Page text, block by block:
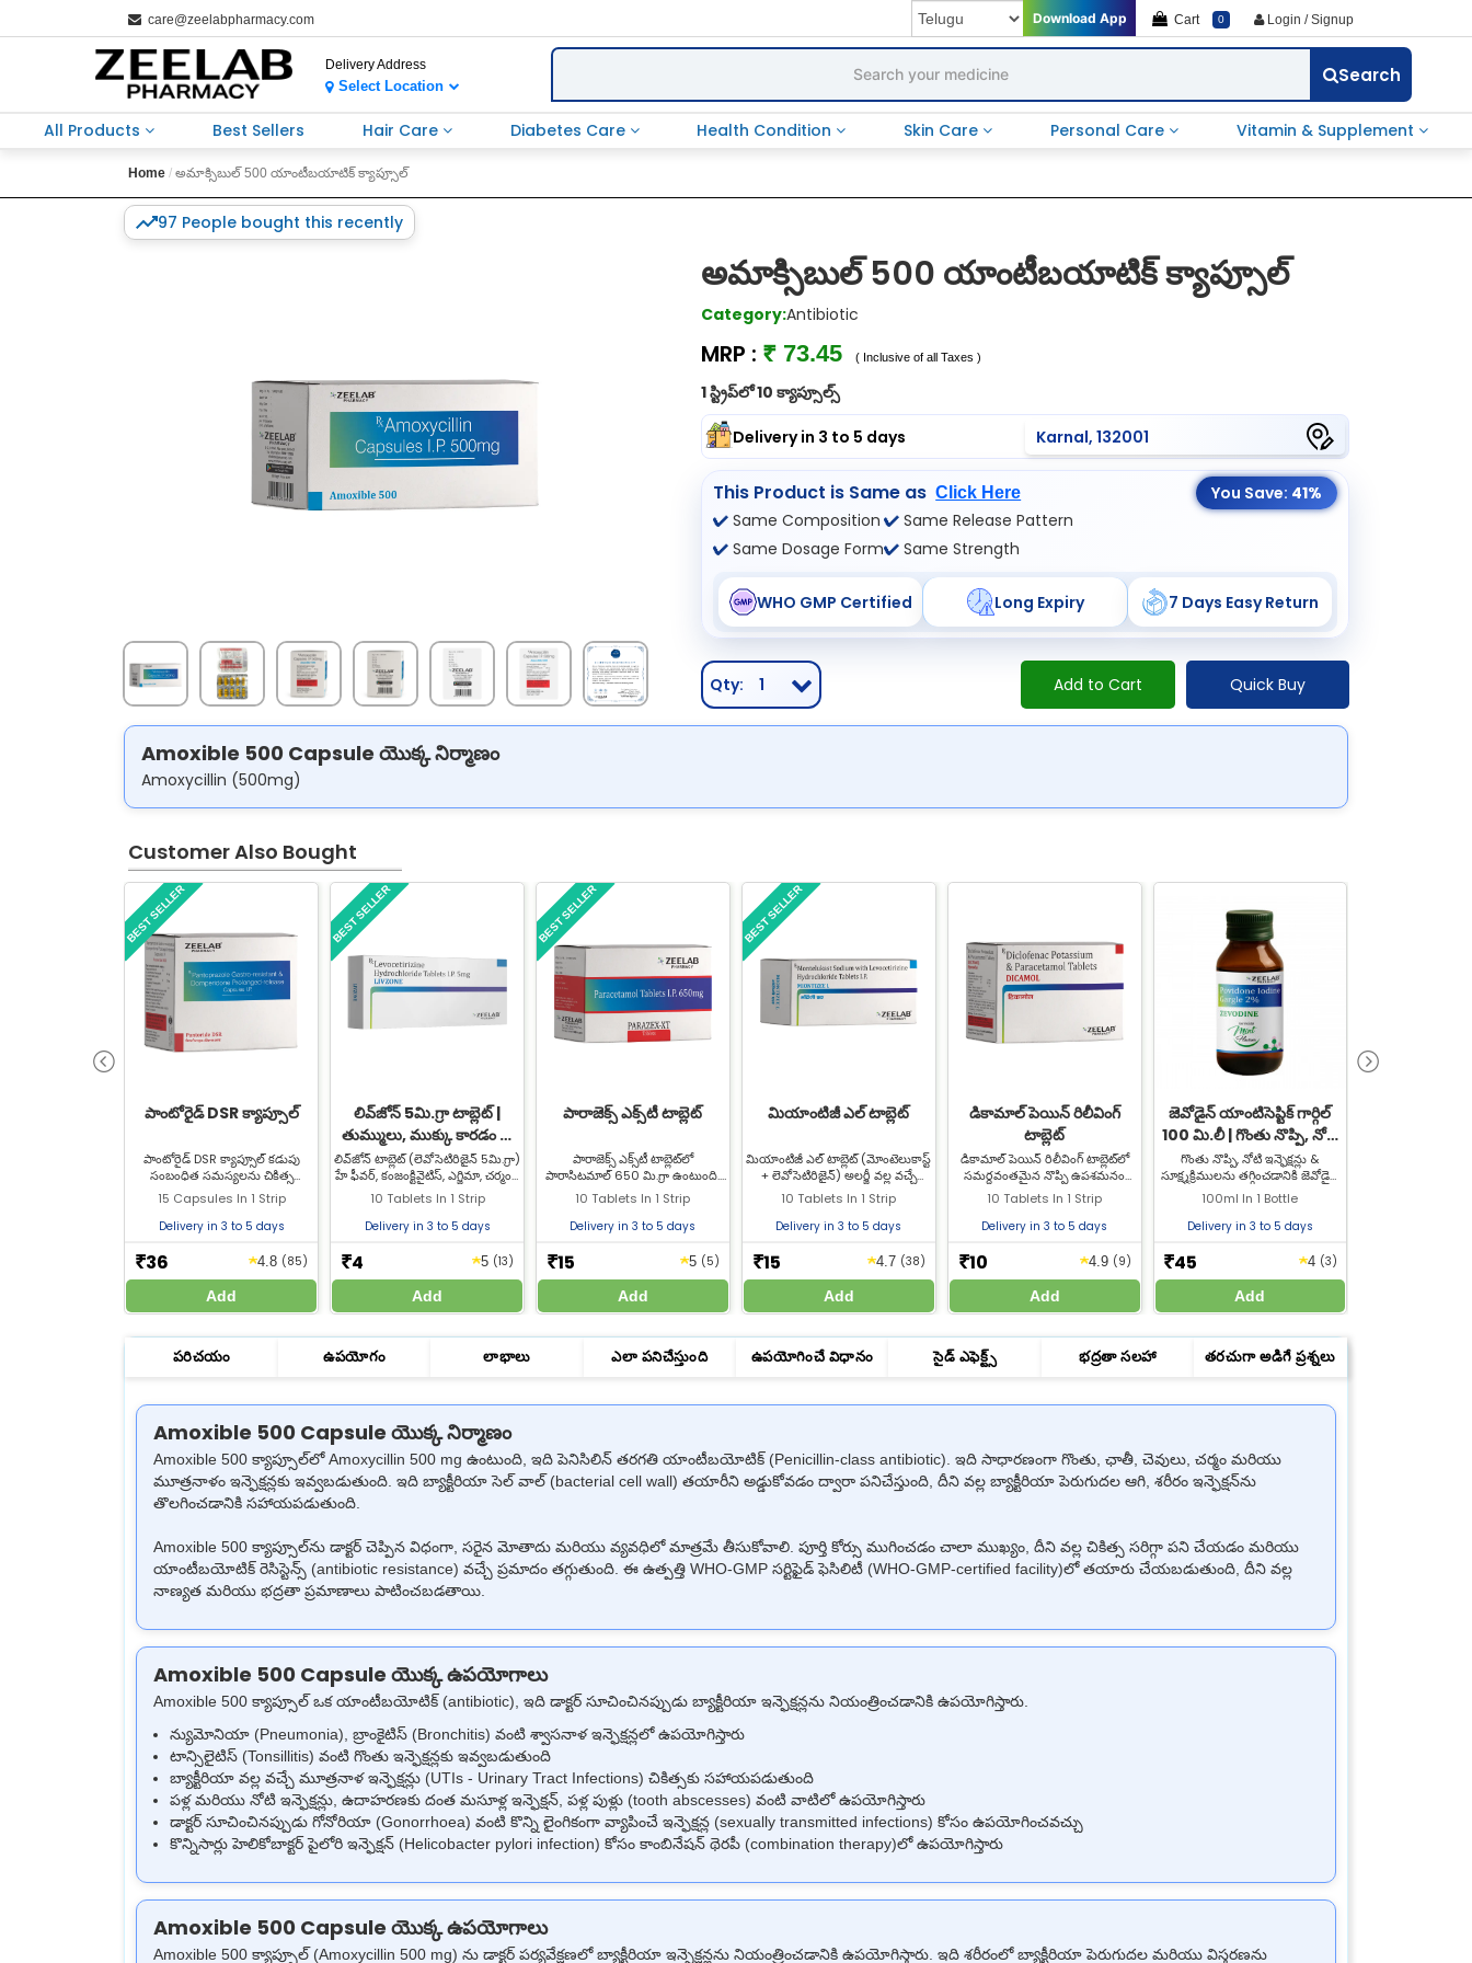
care@zeelabpharmacy.com Download App Cart 0 Login / Signup
Delivery Address
Select Location Search
All Products Best Sellers Hair Care Diabetes Care Health Condition Skin Care Personal Care Vitamin & Supplement
Home అమాక్సిబుల్ 500 యాంటీబయాటిక్ క్యాప్సూల్
97 People bought this recently
అమాక్సిబుల్ 500 యాంటీబయాటిక్ క్యాప్సూల్
Category:Antibiotic
MRP : ₹ 73.45( Inclusive of all Taxes )
1 స్ట్రిప్‌లో 10 క్యాప్సూల్స్
Delivery in 3 to 5 days Karnal, 132001
This Product is Same asClick Here You Save: 41%
Same Composition
Same Dosage Form
Same Release Pattern
Same Strength
WHO GMP Certified Long Expiry 7 Days Easy Return
Qty: 1 Add to Cart Quick Buy
Amoxible 500 Capsule యొక్క నిర్మాణం
Amoxycillin (500mg)
Customer Also Bought
పాంటోరైడ్ DSR క్యాప్సూల్
పాంటోరైడ్ DSR క్యాప్సూల్ కడుపు
సంబంధిత సమస్యలను చికిత్స
చేయడానికి ఉపయోగించే ఔషధం. ఈ
మందు ఆమ్లత్వం లక్షణాలను తగ్గించి
పెప్టిక్ అల్సర్‌ను నయం చేయడంలో
15 Capsules In 1 Strip
Delivery in 3 to 5 days
₹36 ★4.8 (85)
Add
BEST SELLER
లివ్‌జోన్ 5మి.గ్రా టాబ్లెట్ |
తుమ్ములు, ముక్కు కారడం &
దురదకు యాంటీ అలర్జీ
ఉపశమనం
లివ్‌జోన్ టాబ్లెట్ (లెవోసెటిరిజైన్ 5మి.గ్రా)
హే ఫీవర్, కంజంక్టివైటిస్, ఎగ్జిమా, చర్మంపై
మంట/దద్దుర్లు (హైవ్స్), పురుగు కాటు
ప్రతిచర్యలను చికిత్స చేస్తుంది. జీల్యాబ్
ఫార్మసీ నుండి లివ్‌జోన్ టాబ్లెట్ కొనండి.
10 Tablets In 1 Strip
Delivery in 3 to 5 days
₹4 ★5 (13)
Add
BEST SELLER
పారాజెక్స్ ఎక్స్‌టీ టాబ్లెట్
పారాజెక్స్ ఎక్స్‌టీ టాబ్లెట్‌లో
పారాసిటమాల్ 650 మి.గ్రా ఉంటుంది.
ఇది నొప్పిని తగ్గించి జ్వరాన్ని
తగ్గించడంలో సహాయపడుతుంది.
సమర్థవంతమైన నొప్పి మరియు జ్వర
పారాసిటమాల్ 650 టాబ్లెట్ కొనండి.
10 Tablets In 1 Strip
Delivery in 3 to 5 days
₹15 ★5 (5)
Add
BEST SELLER
మియాంటిజీ ఎల్ టాబ్లెట్
మియాంటిజీ ఎల్ టాబ్లెట్ (మోంటెలుకాస్ట్
+ లెవోసెటిరిజైన్) అలర్జీ వల్ల వచ్చే
తుమ్ములు, ముక్కు కారడం, అధిక జ్వరం
మరియు అలర్జీతో వచ్చే చర్మ
సమస్యలను చికిత్స చేయడానికి
టాబ్లెట్‌ను జీల్యాబ్ ఫార్మసీ నుండి ఉత్తమ
10 Tablets In 1 Strip
Delivery in 3 to 5 days
₹15 ★4.7 (38)
Add
BEST SELLER
డికామాల్ పెయిన్ రిలీవింగ్
టాబ్లెట్
డికామాల్ పెయిన్ రిలీవింగ్ టాబ్లెట్‌లో
సమర్థవంతమైన నొప్పి ఉపశమనం
కోసం డైక్లోఫెనాక్ పొటాషియం 50 mg
మరియు పారాసిటమాల్ 325 mg
ఉన్నాయి. ఉత్తమ ధరకు జీల్యాబ్ ఫార్మసీ
10 Tablets In 1 Strip
Delivery in 3 to 5 days
₹10 ★4.9 (9)
Add
జెవోడైన్ యాంటిసెప్టిక్ గార్గిల్
100 మి.లీ | గొంతు నొప్పి, నోటి
ఇన్ఫెక్షన్లు & తాజా శ్వాస కోసం
గొంతు నొప్పి, నోటి ఇన్ఫెక్షన్లు &
సూక్ష్మక్రిములను తగ్గించడానికి జెవోడైన్
పోవిడోన్ అయోడిన్ గార్గిల్ కొనండి.
జీల్యాబ్ ఫార్మసీ నుండి ప్రభావవంతమైన
యాంటిసెప్టిక్ మౌఖిక గార్గిల్.
100ml In 1 Bottle
Delivery in 3 to 5 days
₹45 ★4 (3)
Add
పరిచయం ఉపయోగం లాభాలు ఎలా పనిచేస్తుంది ఉపయోగించే విధానం సైడ్ ఎఫెక్ట్స్ భద్రతా సలహా తరచుగా అడిగే ప్రశ్నలు
Amoxible 500 Capsule యొక్క నిర్మాణం
Amoxible 500 క్యాప్సూల్‌లో Amoxycillin 500 mg ఉంటుంది, ఇది పెనిసిలిన్ తరగతి యాంటీబయోటిక్ (Penicillin-class antibiotic). ఇది సాధారణంగా గొంతు, ఛాతీ, చెవులు, చర్మం మరియు
మూత్రనాళం ఇన్ఫెక్షన్లకు ఇవ్వబడుతుంది.ఇది బ్యాక్టీరియా సెల్ వాల్ (bacterial cell wall) తయారీని అడ్డుకోవడం ద్వారా పనిచేస్తుంది, దీని వల్ల బ్యాక్టీరియా పెరుగుదల ఆగి, శరీరం ఇన్ఫెక్షన్‌ను
తొలగించడానికి సహాయపడుతుంది.
Amoxible 500 క్యాప్సూల్‌ను డాక్టర్ చెప్పిన విధంగా, సరైన మోతాదు మరియు వ్యవధిలో మాత్రమే తీసుకోవాలి. పూర్తి కోర్సు ముగించడం చాలా ముఖ్యం, దీని వల్ల చికిత్స సరిగ్గా పని చేయడం మరియు
యాంటీబయోటిక్ రెసిస్టెన్స్ (antibiotic resistance) వచ్చే ప్రమాదం తగ్గుతుంది.ఈ ఉత్పత్తి WHO-GMP సర్టిఫైడ్ ఫెసిలిటీ (WHO-GMP-certified facility)లో తయారు చేయబడుతుంది, దీని వల్ల
నాణ్యత మరియు భద్రతా ప్రమాణాలు పాటించబడతాయి.
Amoxible 500 Capsule యొక్క ఉపయోగాలు
Amoxible 500 క్యాప్సూల్ ఒక యాంటీబయోటిక్ (antibiotic), ఇది డాక్టర్ సూచించినప్పుడు బ్యాక్టీరియా ఇన్ఫెక్షన్లను నియంత్రించడానికి ఉపయోగిస్తారు.
న్యుమోనియా (Pneumonia), బ్రాంకైటిస్ (Bronchitis) వంటి శ్వాసనాళ ఇన్ఫెక్షన్లలో ఉపయోగిస్తారు
టాన్సిలైటిస్ (Tonsillitis) వంటి గొంతు ఇన్ఫెక్షన్లకు ఇవ్వబడుతుంది
బ్యాక్టీరియా వల్ల వచ్చే మూత్రనాళ ఇన్ఫెక్షన్లు (UTIs - Urinary Tract Infections) చికిత్సకు సహాయపడుతుంది
పళ్ల మరియు నోటి ఇన్ఫెక్షన్లు, ఉదాహరణకు దంత మసూళ్ల ఇన్ఫెక్షన్, పళ్ల పుళ్లు (tooth abscesses) వంటి వాటిలో ఉపయోగిస్తారు
డాక్టర్ సూచించినప్పుడు గోనోరియా (Gonorrhoea) వంటి కొన్ని లైంగికంగా వ్యాపించే ఇన్ఫెక్షన్ల (sexually transmitted infections) కోసం ఉపయోగించవచ్చు
కొన్నిసార్లు హెలికోబాక్టర్ పైలోరి ఇన్ఫెక్షన్ (Helicobacter pylori infection) కోసం కాంబినేషన్ థెరపీ (combination therapy)లో ఉపయోగిస్తారు
Amoxible 500 Capsule యొక్క ఉపయోగాలు
Amoxible 500 క్యాప్సూల్ (Amoxycillin 500 mg) ను డాక్టర్ పర్యవేక్షణలో బ్యాక్టీరియా ఇన్ఫెక్షన్లను నియంత్రించడానికి ఉపయోగిస్తారు. ఇది శరీరంలో బ్యాక్టీరియా పెరుగుదల మరియు విస్తరణను